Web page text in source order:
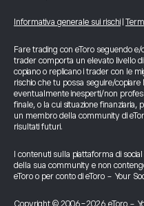
Informativa generale sui rischi
Fare trading con eToro seguendo
trader comporta un elevato livello
copiano o replicano i trader con le
rischio che tu possa seguire/copiare
eventualmente inesperti/non
finale, o la cui situazione finanziaria,
un membro della community di
risultati futuri.
I contenuti sulla piattaforma di
della sua community e non
eToro o per conto di eToro - Your
Copyright © 2006-2026 eToro -